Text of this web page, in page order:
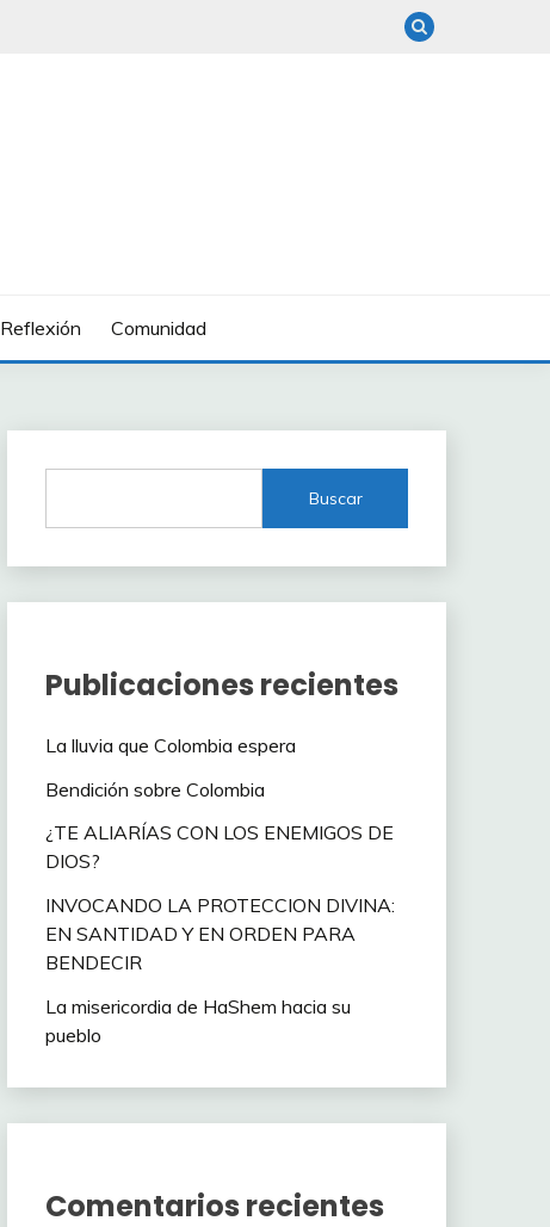
Reflexión Comunidad
Buscar
Publicaciones recientes
La lluvia que Colombia espera
Bendición sobre Colombia
¿TE ALIARÍAS CON LOS ENEMIGOS DE
DIOS?
INVOCANDO LA PROTECCION DIVINA:
EN SANTIDAD Y EN ORDEN PARA
BENDECIR
La misericordia de HaShem hacia su
pueblo
Comentarios recientes